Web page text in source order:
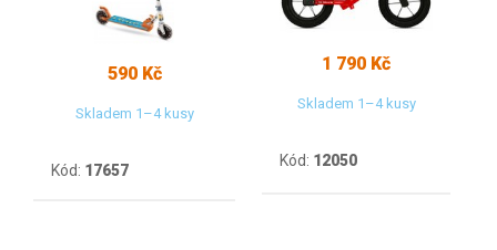
590 Kč
Skladem 1–4 kusy
Kód: 17657
1 790 Kč
Skladem 1–4 kusy
Kód: 12050